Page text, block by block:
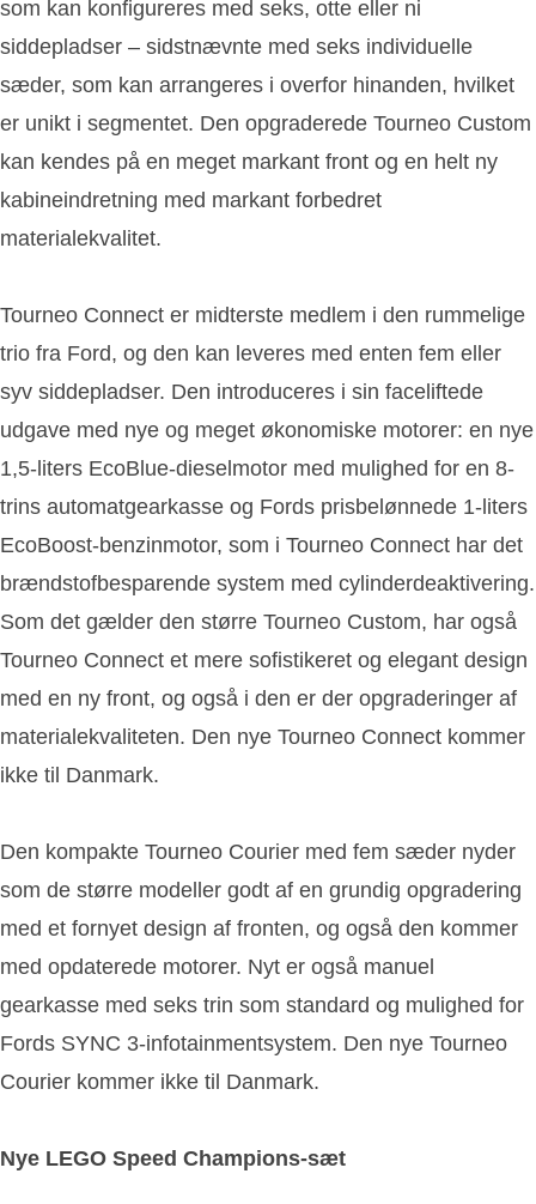
som kan konfigureres med seks, otte eller ni
siddepladser – sidstnævnte med seks individuelle
sæder, som kan arrangeres i overfor hinanden, hvilket
er unikt i segmentet. Den opgraderede Tourneo Custom
kan kendes på en meget markant front og en helt ny
kabineindretning med markant forbedret
materialekvalitet.
Tourneo Connect er midterste medlem i den rummelige
trio fra Ford, og den kan leveres med enten fem eller
syv siddepladser. Den introduceres i sin faceliftede
udgave med nye og meget økonomiske motorer: en nye
1,5-liters EcoBlue-dieselmotor med mulighed for en 8-
trins automatgearkasse og Fords prisbelønnede 1-liters
EcoBoost-benzinmotor, som i Tourneo Connect har det
brændstofbesparende system med cylinderdeaktivering.
Som det gælder den større Tourneo Custom, har også
Tourneo Connect et mere sofistikeret og elegant design
med en ny front, og også i den er der opgraderinger af
materialekvaliteten. Den nye Tourneo Connect kommer
ikke til Danmark.
Den kompakte Tourneo Courier med fem sæder nyder
som de større modeller godt af en grundig opgradering
med et fornyet design af fronten, og også den kommer
med opdaterede motorer. Nyt er også manuel
gearkasse med seks trin som standard og mulighed for
Fords SYNC 3-infotainmentsystem. Den nye Tourneo
Courier kommer ikke til Danmark.
Nye LEGO Speed Champions-sæt